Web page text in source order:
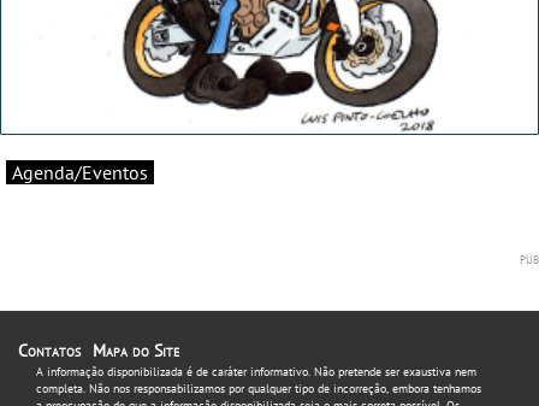
Agenda/Eventos
Contatos Mapa do Site
A informação disponibilizada é de caráter informativo. Não pretende ser exaustiva nem
completa. Não nos responsabilizamos por qualquer tipo de incorreção, embora tenhamos